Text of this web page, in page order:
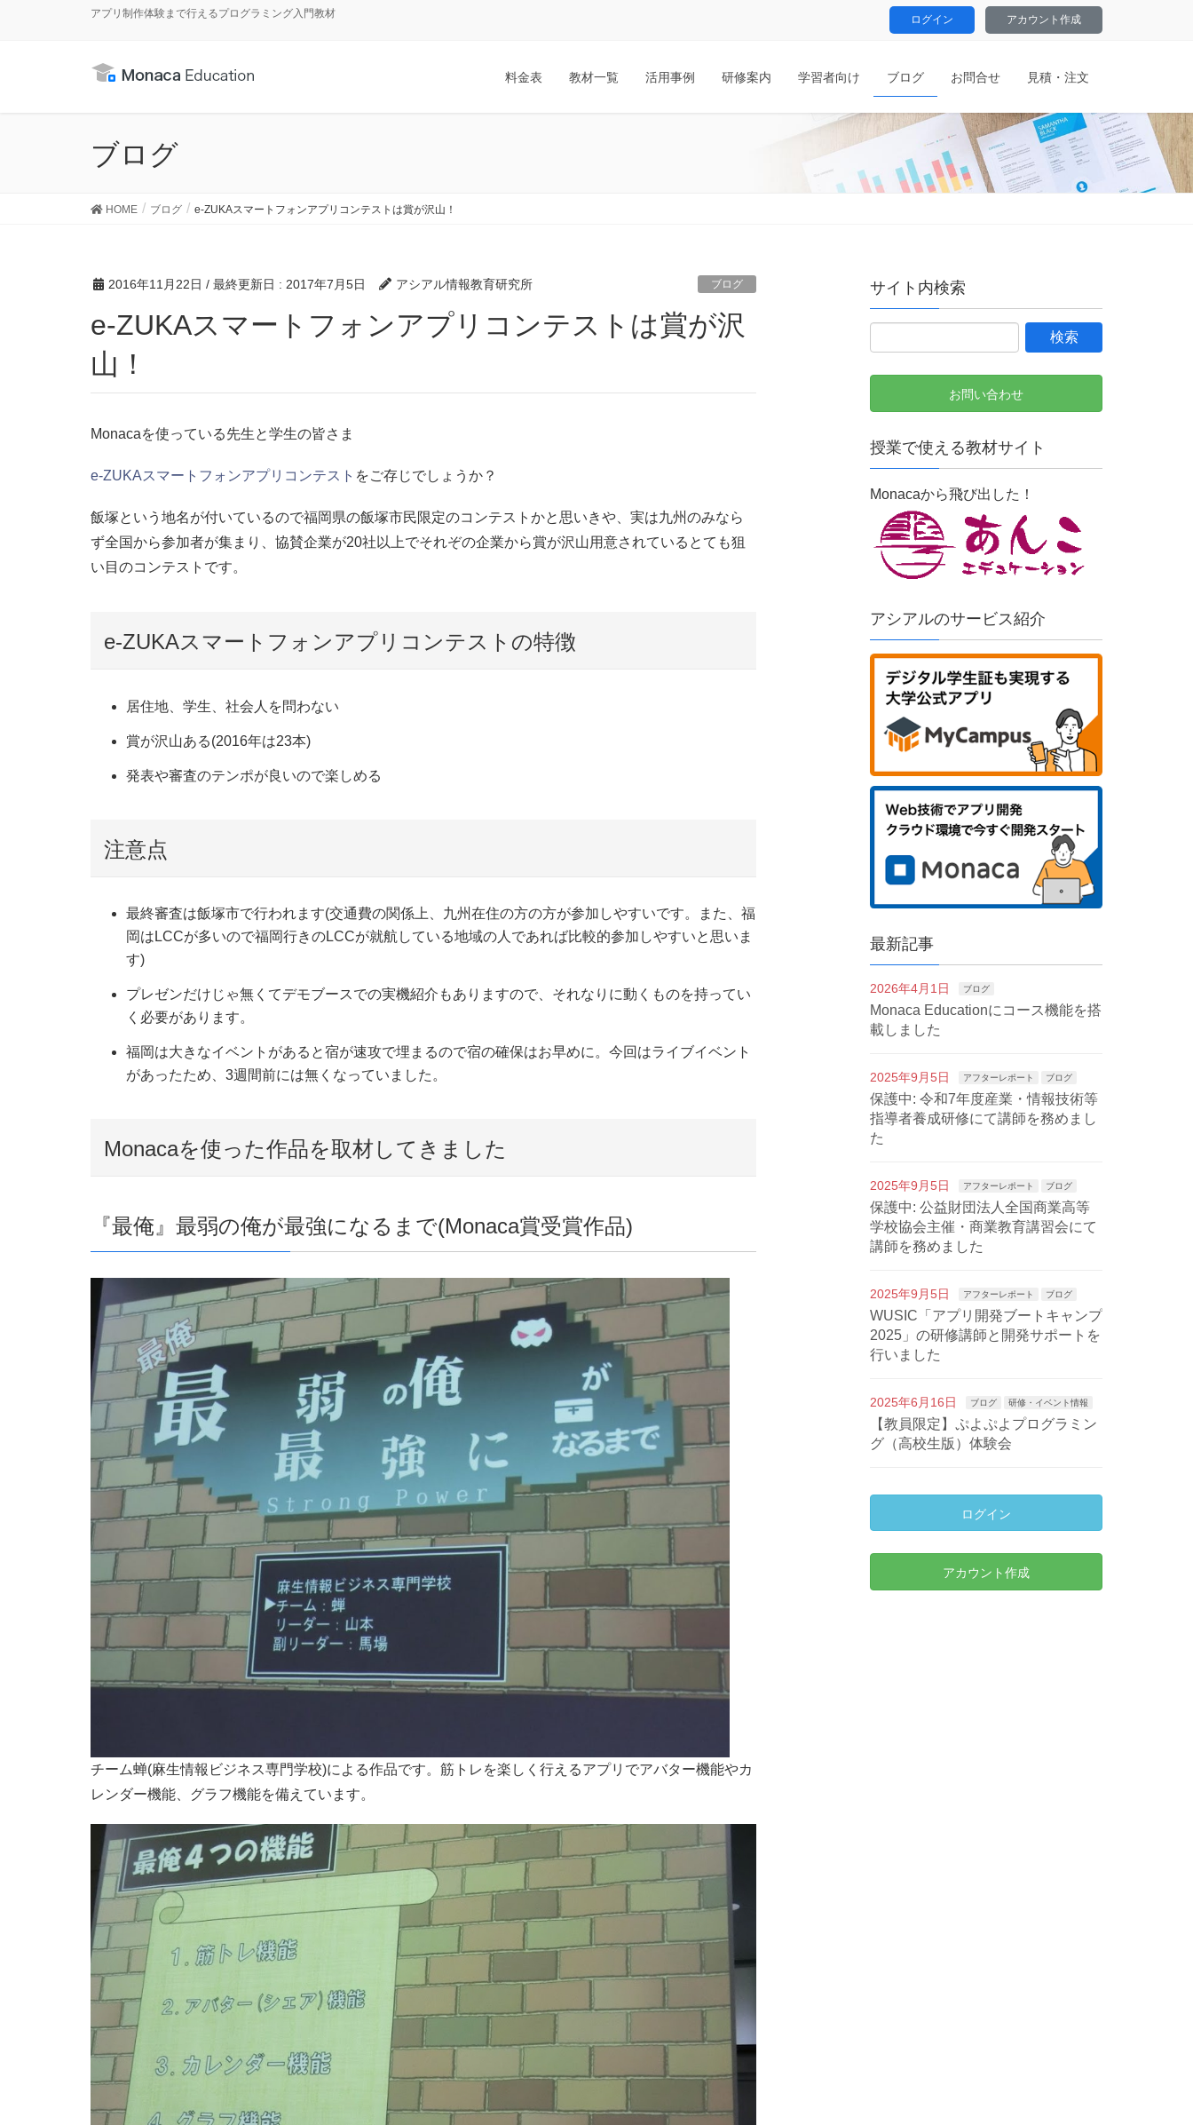
アプリ制作体験まで行えるプログラミング入門教材 ログイン アカウント作成
料金表 教材一覧 活用事例 研修案内 学習者向け ブログ お問合せ 見積・注文
ブログ
HOME ブログ e-ZUKAスマートフォンアプリコンテストは賞が沢山！
2016年11月22日 / 最終更新日 : 2017年7月5日 アシアル情報教育研究所 ブログ
e-ZUKAスマートフォンアプリコンテストは賞が沢
山！
Monacaを使っている先生と学生の皆さま
e-ZUKAスマートフォンアプリコンテスト をご存じでしょうか？
飯塚という地名が付いているので福岡県の飯塚市民限定のコンテストかと思いきや、実は九州のみなら
ず全国から参加者が集まり、協賛企業が20社以上でそれぞの企業から賞が沢山用意されているとても狙
い目のコンテストです。
e-ZUKAスマートフォンアプリコンテストの特徴
居住地、学生、社会人を問わない
賞が沢山ある(2016年は23本)
発表や審査のテンポが良いので楽しめる
注意点
最終審査は飯塚市で行われます(交通費の関係上、九州在住の方の方が参加しやすいです。また、福
岡はLCCが多いので福岡行きのLCCが就航している地域の人であれば比較的参加しやすいと思いま
す)
プレゼンだけじゃ無くてデモブースでの実機紹介もありますので、それなりに動くものを持ってい
く必要があります。
福岡は大きなイベントがあると宿が速攻で埋まるので宿の確保はお早めに。今回はライブイベント
があったため、3週間前には無くなっていました。
Monacaを使った作品を取材してきました
『最俺』最弱の俺が最強になるまで(Monaca賞受賞作品)
チーム蝉(麻生情報ビジネス専門学校)による作品です。筋トレを楽しく行えるアプリでアバター機能やカ
レンダー機能、グラフ機能を備えています。
サイト内検索
お問い合わせ
授業で使える教材サイト
Monacaから飛び出した！
アシアルのサービス紹介
最新記事
2026年4月1日 ブログ
Monaca Educationにコース機能を搭
載しました
2025年9月5日 アフターレポート ブログ
保護中: 令和7年度産業・情報技術等
指導者養成研修にて講師を務めまし
た
2025年9月5日 アフターレポート ブログ
保護中: 公益財団法人全国商業高等
学校協会主催・商業教育講習会にて
講師を務めました
2025年9月5日 アフターレポート ブログ
WUSIC「アプリ開発ブートキャンプ
2025」の研修講師と開発サポートを
行いました
2025年6月16日 ブログ 研修・イベント情報
【教員限定】ぷよぷよプログラミン
グ（高校生版）体験会
ログイン
アカウント作成